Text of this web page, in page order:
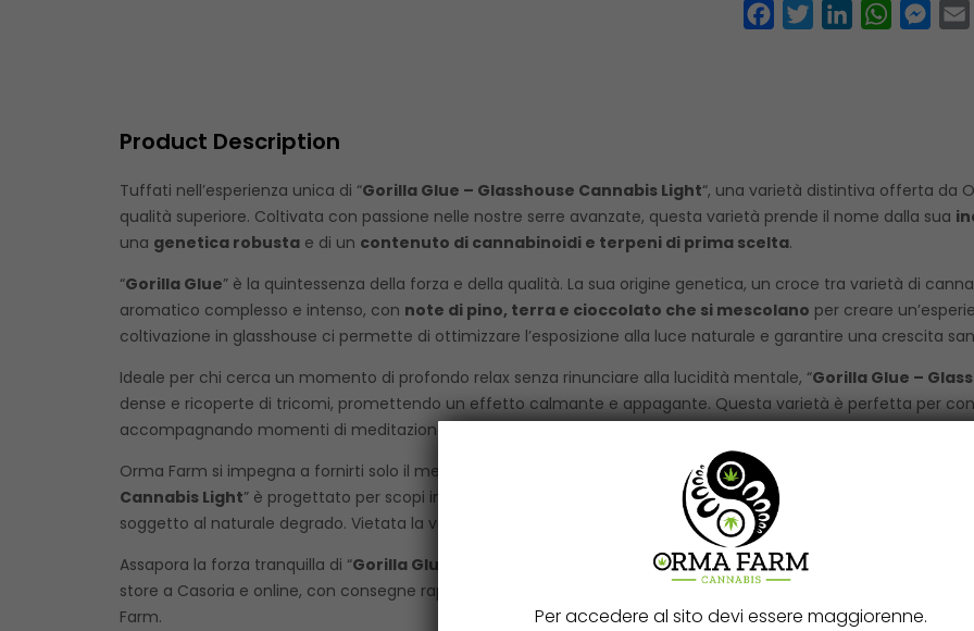
FacebookTwitterLinkedInWhatsApp
Product Description
Tuffati nell’esperienza unica di “Gorilla Glue – Glasshouse Cannabis Light“, una varietà distintiva offerta da
qualità superiore. Coltivata con passione nelle nostre serre avanzate, questa varietà prende il nome dalla sua
una genetica robustae di un contenuto di cannabinoidi e terpeni di prima scelta.
“Gorilla Glue” è la quintessenza della forza e della qualità. La sua origine genetica, un croce tra varietà di
aromatico complesso e intenso, con note di pino, terra e cioccolato che si mescolano per creare
coltivazione in glasshouse ci permette di ottimizzare l’esposizione alla luce naturale e garantire una crescita
Ideale per chi cerca un momento di profondo relax senza rinunciare alla lucidità mentale, “Gorilla Glue –
dense e ricoperte di tricomi, promettendo un effetto calmante e appagante. Questa varietà è perfetta per
accompagnando momenti di meditazione o di semplice riposo.
Orma Farm si impegna a fornirti solo il meglio della cannabis light, rispettando pienamente la normativa
Cannabis Light” è progettato per scopi industriali, tecnici e orticoli. Non destinato al consumo diretto per
soggetto al naturale degrado. Vietata la vendita ai minori di anni 18. Tenere fuori dalla portata dei bambini.
Assapora la forza tranquilla di “Gorilla Glue – Glasshouse Cannabis Light” e lasciati avvolgere dalla sua
store a Casoria e online, con consegne rapide in tutto il territorio italiano. Scopri il piacere di una cannabis light
Farm.
Per accedere al sito devi essere maggiorenne.